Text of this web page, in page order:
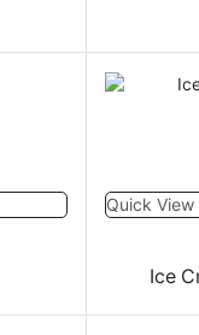
Quick View
Ice